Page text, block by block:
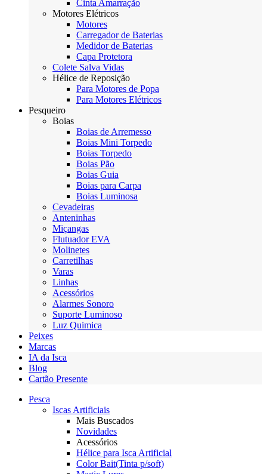
Cinta Amarração
Motores Elétricos
Motores
Carregador de Baterias
Medidor de Baterias
Capa Protetora
Colete Salva Vidas
Hélice de Reposição
Para Motores de Popa
Para Motores Elétricos
Pesqueiro
Boias
Boias de Arremesso
Boias Mini Torpedo
Boias Torpedo
Boias Pão
Boias Guia
Boias para Carpa
Boias Luminosa
Cevadeiras
Anteninhas
Miçangas
Flutuador EVA
Molinetes
Carretilhas
Varas
Linhas
Acessórios
Alarmes Sonoro
Suporte Luminoso
Luz Quimica
Peixes
Marcas
IA da Isca
Blog
Cartão Presente
Pesca
Iscas Artificiais
Mais Buscados
Novidades
Acessórios
Hélice para Isca Artificial
Color Bait(Tinta p/soft)